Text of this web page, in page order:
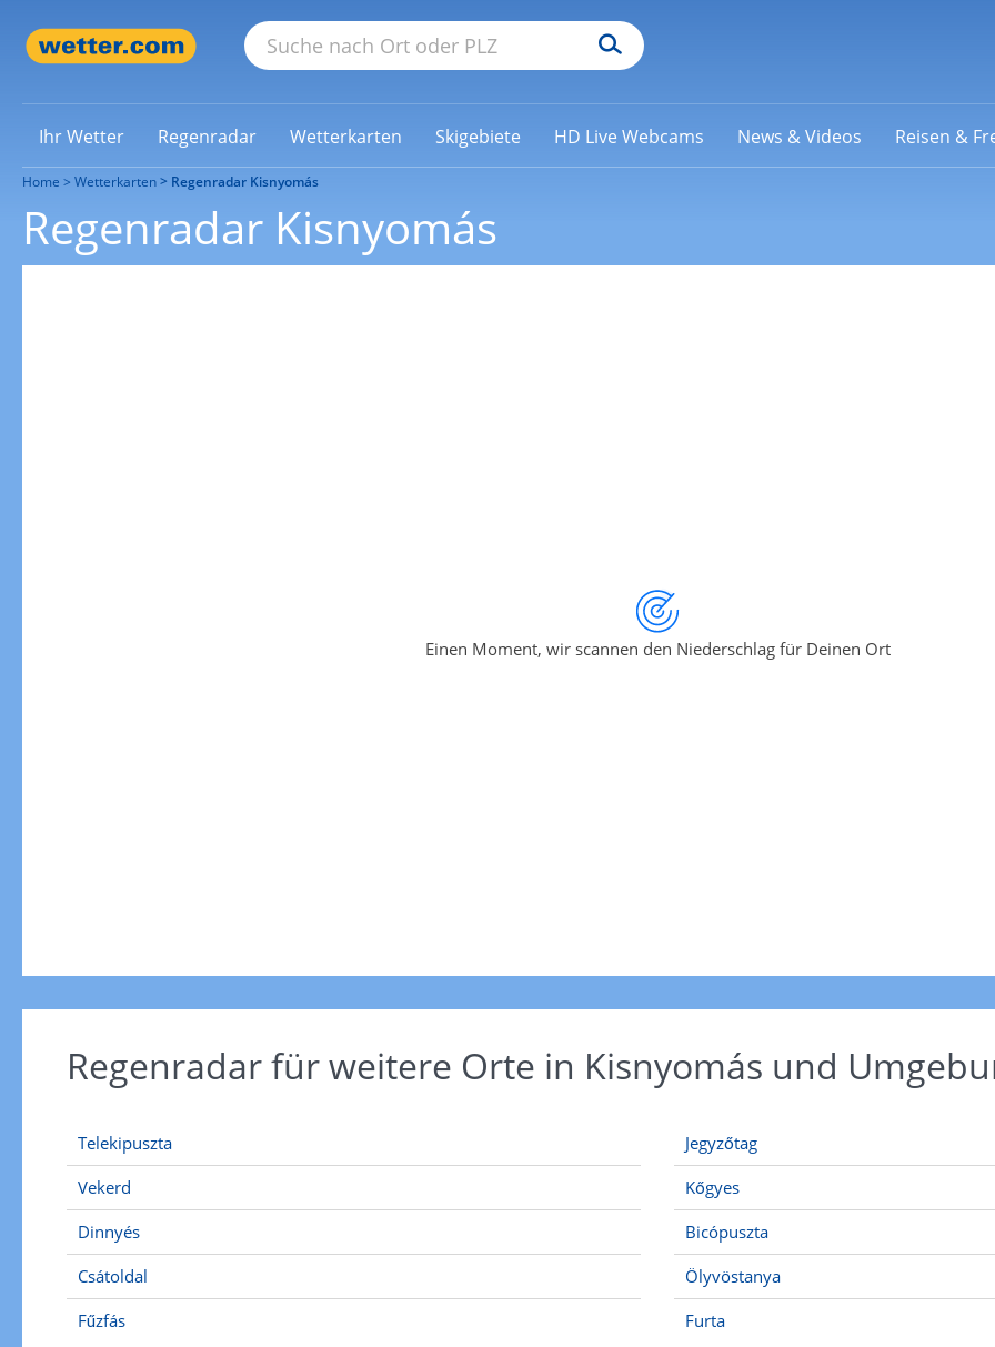
Ihr Wetter Regenradar Wetterkarten Skigebiete HD Live Webcams News & Videos Reisen &
Home Wetterkarten Regenradar Kisnyomás
Regenradar Kisnyomás
Einen Moment, wir scannen den Niederschlag für Deinen Ort
Regenradar für weitere Orte in Kisnyomás und
Telekipuszta
Vekerd
Dinnyés
Csátoldal
Fűzfás
Jegyzőtag
Kőgyes
Bicópuszta
Ölyvöstanya
Furta